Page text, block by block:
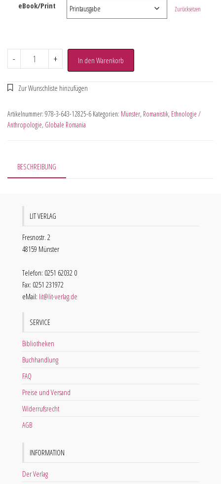
eBook/Print Zurücksetzen
- + In den Warenkorb
Artikelnummer: 978-3-643-12825-6 Kategorien: Münster, Romanistik, Ethnologie /
Anthropologie, Globale Romania
BESCHREIBUNG
LIT VERLAG
Fresnostr. 2
48159 Münster
Telefon: 0251 62032 0
Fax: 0251 231972
eMail: lit@lit-verlag.de
SERVICE
Bibliotheken
Buchhandlung
FAQ
Preise und Versand
Widerrufsrecht
AGB
INFORMATION
Der Verlag